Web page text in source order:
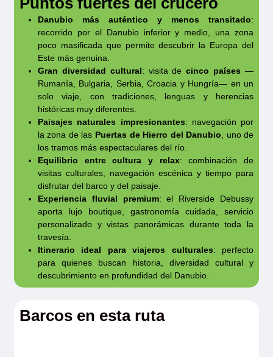
escalas y los horarios están sujetos a posibles
cambios por razones operativas o de fuerza
mayor.
necesidad.
desde y hacia el aeropuerto o la estación de
tren de la ciudad para los huéspedes de
Owner’s Suite y Riverside Suite.
Danubio más auténtico y menos transitado:
recorrido por el Danubio inferior y medio, una zona
poco masificada que permite descubrir la Europa del
Este más genuina.
Gran diversidad cultural: visita decinco países —
Rumanía, Bulgaria, Serbia, Croacia y Hungría— en un
solo viaje, con tradiciones, lenguas y herencias
históricas muy diferentes.
Paisajes naturales impresionantes: navegación por
la zona de las Puertas de Hierro del Danubio , uno de
los tramos más espectaculares del río.
Equilibrio entre cultura y relax: combinación de
visitas culturales, navegación escénica y tiempo para
disfrutar del barco y del paisaje.
Experiencia fluvial premium: el Riverside Debussy
aporta lujo boutique, gastronomía cuidada, servicio
personalizado y vistas panorámicas durante toda la
travesía.
Itinerario ideal para viajeros culturales: perfecto
para quienes buscan historia, diversidad cultural y
descubrimiento en profundidad del Danubio.
Barcos en esta ruta